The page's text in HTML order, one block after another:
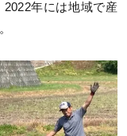
2022年には地域で産